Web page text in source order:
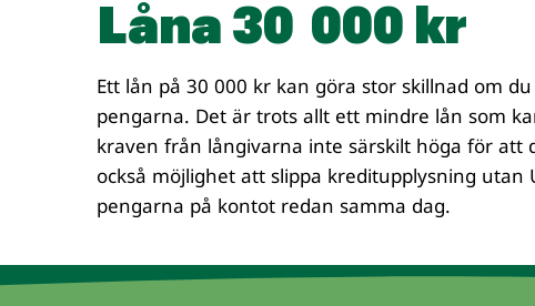
Låna 30 000 kr
Ett lån på 30 000 kr kan göra stor skillnad om
pengarna. Det är trots allt ett mindre lån som
kraven från långivarna inte särskilt höga för att
också möjlighet att slippa kreditupplysning
pengarna på kontot redan samma dag.